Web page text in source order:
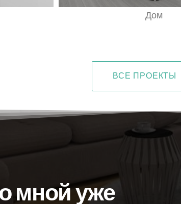
Дом
ВСЕ ПРОЕКТЫ
мной уже